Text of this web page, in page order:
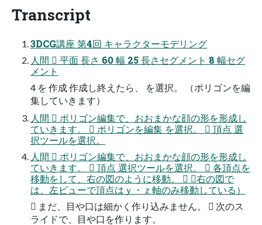
Transcript
3DCG講座 第4回 キャラクターモデリング
人間  平面 長さ 60 幅 25 長さセグメント 8 幅セグ
メント
4 を 作成 作成し終えたら、 を選択。 （ポリゴンを編
集していきます）
人間  ポリゴン編集で、おおまかな顔の形を形成し
ていきます。  ポリゴンを編集 を選択。  頂点 選
択ツールを選択。
人間  ポリゴン編集で、おおまかな顔の形を形成し
ていきます。  頂点 選択ツールを選択。  各頂点を
移動をして、右の図のように移動。  （右の図で
は、左ビューで頂点はｙ・ｚ軸のみ移動している）
 まだ、目や口は細かく作り込みません。  次のス
ライドで、目や口を作ります。